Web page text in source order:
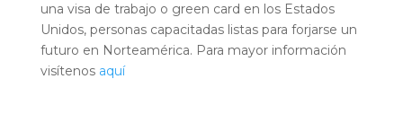
una visa de trabajo o green card en los Estados
Unidos, personas capacitadas listas para forjarse un
futuro en Norteamérica. Para mayor información
visítenos aquí